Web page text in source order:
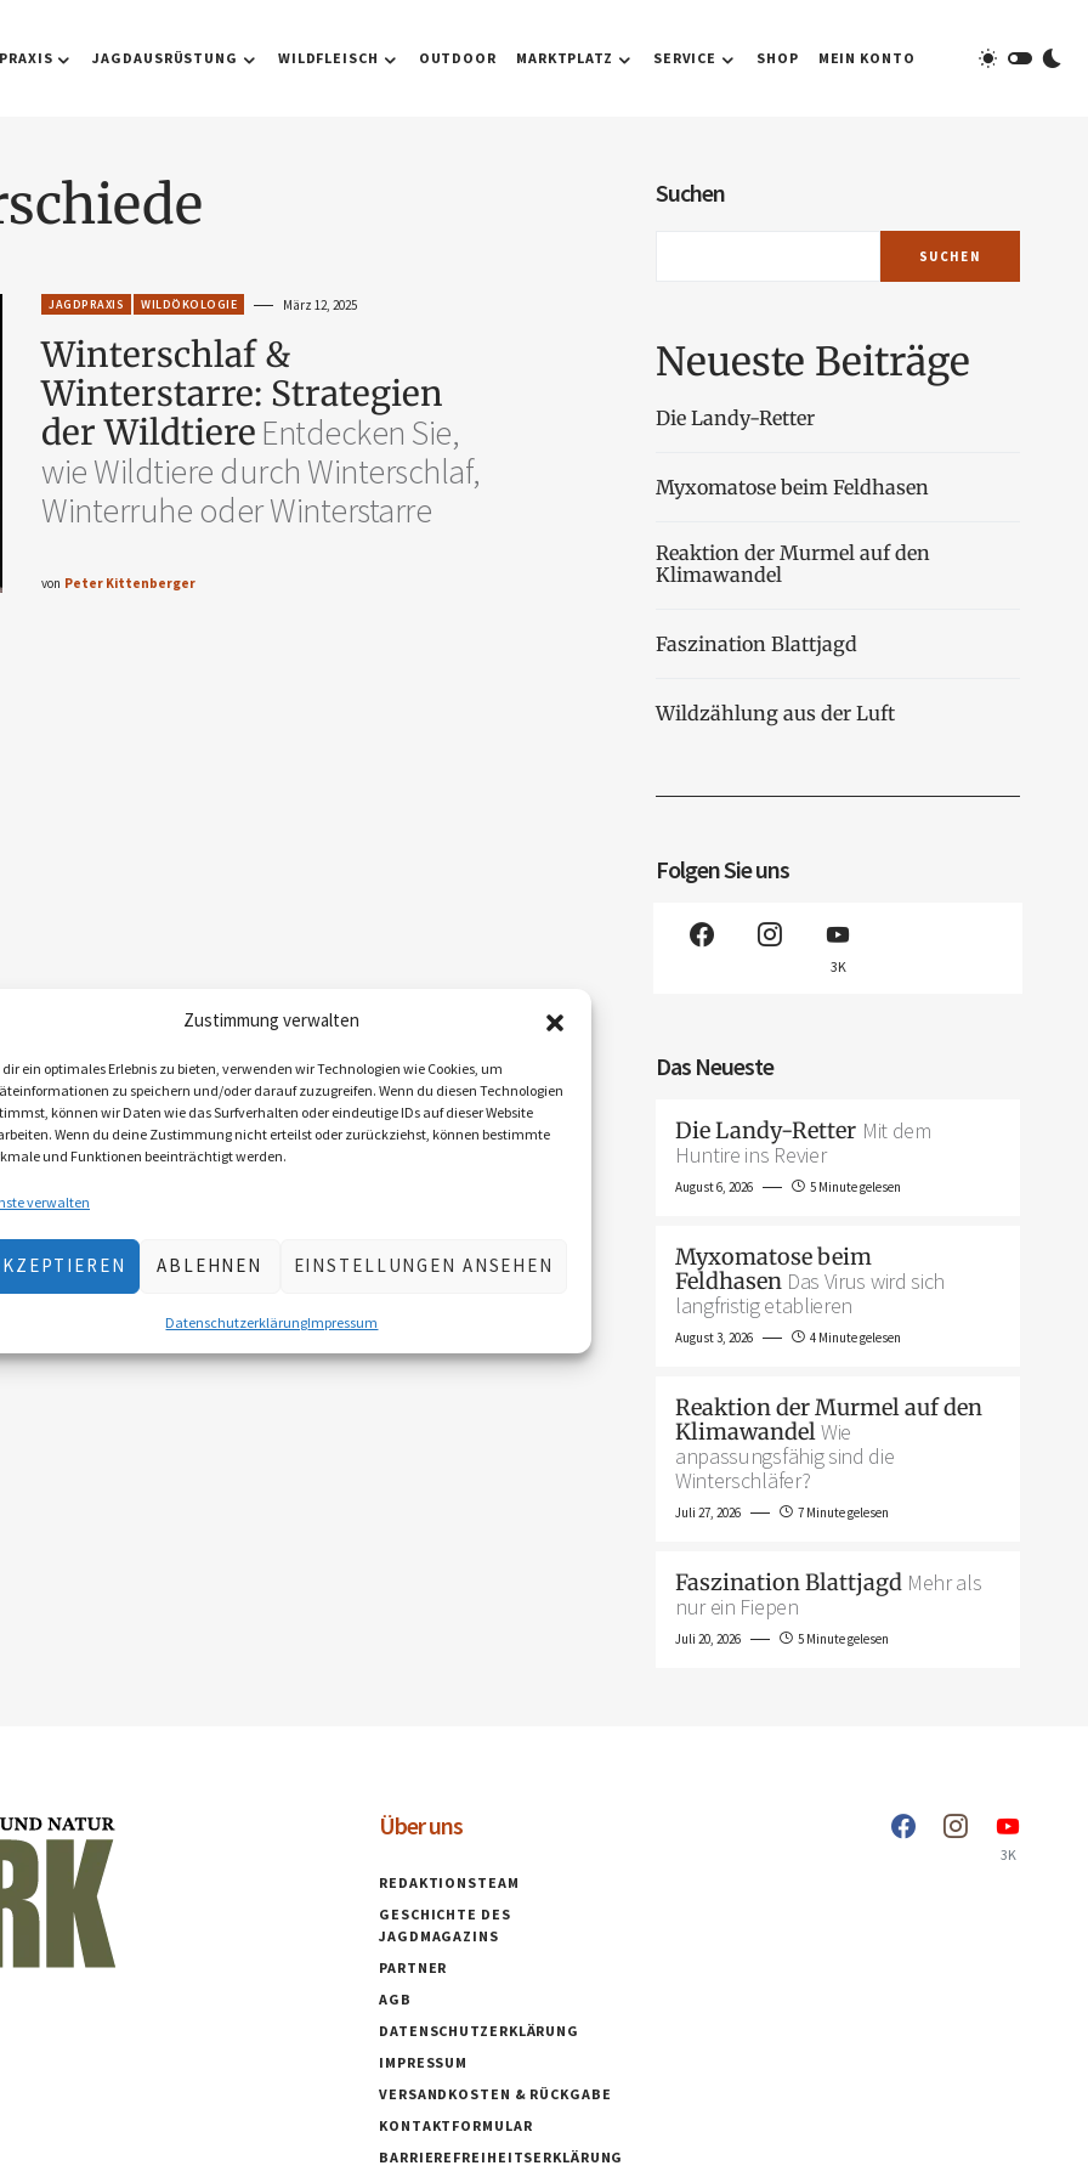
Zustimmung verwalten
ein optimales Erlebnis zu bieten, verwenden wir Technologien wie Cookies, um
zu speichern und/oder darauf zuzugreifen. Wenn du diesen Technologien
können wir Daten wie das Surfverhalten oder eindeutige IDs auf dieser Website
Wenn du deine Zustimmung nicht erteilst oder zurückziehst, können bestimmte
und Funktionen beeinträchtigt werden.
verwalten
ABLEHNEN EINSTELLUNGEN ANSEHEN
DatenschutzerklärungImpressum
JAGDAUSRÜSTUNG WILDFLEISCH OUTDOOR MARKTPLATZ SERVICE SHOP MEIN KONTO
JAGDPRAXIS WILDÖKOLOGIE März 12, 2025
Winterschlaf &
Winterstarre: Strategien
der WildtiereEntdecken Sie,
wie Wildtiere durch Winterschlaf,
Winterruhe oder Winterstarre
von Peter Kittenberger
Suchen
SUCHEN
Neueste Beiträge
Die Landy-Retter
Myxomatose beim Feldhasen
Reaktion der Murmel auf den
Klimawandel
Faszination Blattjagd
Wildzählung aus der Luft
Folgen Sie uns
3K
Das Neueste
Die Landy-Retter Mit dem
Huntire ins Revier
August 6, 2026 5 Minute gelesen
Myxomatose beim
Feldhasen Das Virus wird sich
langfristig etablieren
August 3, 2026 4 Minute gelesen
Reaktion der Murmel auf den
KlimawandelWie
anpassungsfähig sind die
Winterschläfer?
Juli 27, 2026 7 Minute gelesen
Faszination Blattjagd Mehr als
nur ein Fiepen
Juli 20, 2026 5 Minute gelesen
Über uns
REDAKTIONSTEAM
GESCHICHTE DES
JAGDMAGAZINS
PARTNER
AGB
DATENSCHUTZERKLÄRUNG
IMPRESSUM
VERSANDKOSTEN & RÜCKGABE
KONTAKTFORMULAR
BARRIEREFREIHEITSERKLÄRUNG
3K